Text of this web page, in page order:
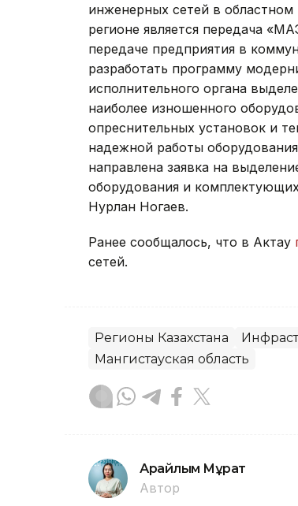
инженерных сетей в
регионе является передача
передаче предприятия в
разработать программу
исполнительного органа
наиболее изношенного
опреснительных установок и
надежной работы
направлена заявка на
оборудования и
Нурлан Ногаев.
Ранее сообщалось, что в Актау
сетей.
Регионы Казахстана
Мангистауская область
Арайлым Мұрат
Автор